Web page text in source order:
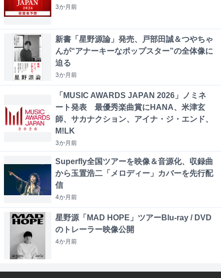
3か月前
新書「星野源論」発売、戸部田誠＆つやちゃ
んが“アナーキーなポップスター”の全体像に
迫る
3か月前
「MUSIC AWARDS JAPAN 2026」ノミネ
ート発表 最優秀楽曲賞にHANA、米津玄
師、サカナクション、アイナ・ジ・エンド、
M!LK
3か月前
Superfly全国ツアーを映像＆音源化、収録曲
から玉置浩二「メロディー」カバーを先行配
信
4か月前
星野源「MAD HOPE」ツアーBlu-ray / DVD
のトレーラー映像公開
4か月前